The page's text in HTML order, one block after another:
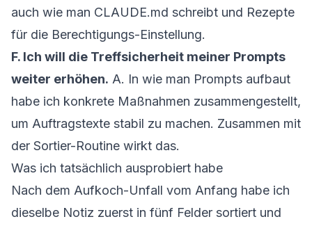
auch wie man CLAUDE.md schreibt und Rezepte
für die Berechtigungs-Einstellung.
F. Ich will die Treffsicherheit meiner Prompts
weiter erhöhen. A. In wie man Prompts aufbaut
habe ich konkrete Maßnahmen zusammengestellt,
um Auftragstexte stabil zu machen. Zusammen mit
der Sortier-Routine wirkt das.
Was ich tatsächlich ausprobiert habe
Nach dem Aufkoch-Unfall vom Anfang habe ich
dieselbe Notiz zuerst in fünf Felder sortiert und